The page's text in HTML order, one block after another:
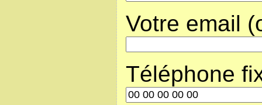
Votre email
Téléphone